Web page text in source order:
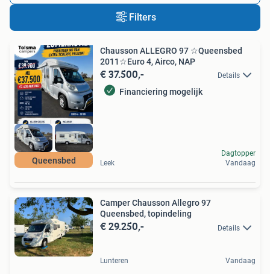
Filters
Queensbed
Chausson ALLEGRO 97 ☆Queensbed
2011☆Euro 4, Airco, NAP
€ 37.500,- Details
Financiering mogelijk
Leek
Dagtopper
Vandaag
Camper Chausson Allegro 97
Queensbed, topindeling
€ 29.250,- Details
Lunteren Vandaag